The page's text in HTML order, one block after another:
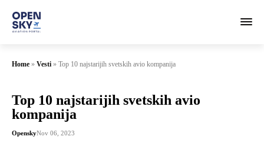
Home » Vesti » Top 10 najstarijih svetskih avio kompanija
Top 10 najstarijih svetskih avio
kompanija
OpenskyNov 06, 2023